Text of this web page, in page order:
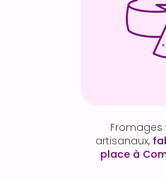
Fromages
artisanaux,
place à